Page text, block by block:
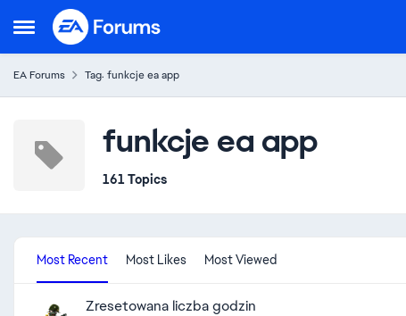
Open Side Menu
Skip to content
EA Forums Tag: funkcje ea app
funkcje ea app
161 Topics
Most Recent Most Likes Most Viewed
Zresetowana liczba godzin